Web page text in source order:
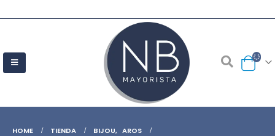
HOME TIENDA BIJOU, AROS